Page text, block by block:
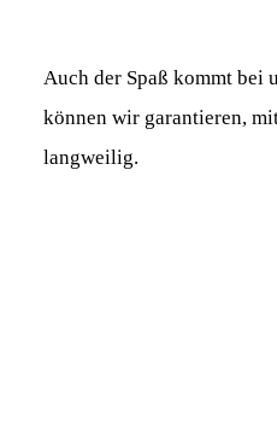
Auch der Spaß kommt bei
können wir garantieren,
langweilig.